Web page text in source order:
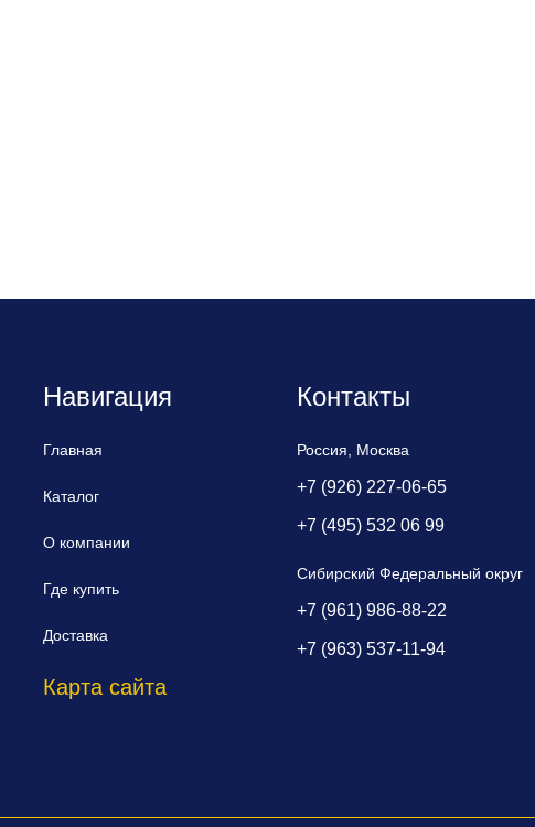
Навигация
Главная
О компании
Каталог
Где купить
Карта сайта
Доставка
Контакты
+7 (963) 537-11-94
+7 (961) 986-88-22
Сибирский Федеральный округ
+7 (926) 227-06-65
+7 (495) 532 06 99
Россия, Москва